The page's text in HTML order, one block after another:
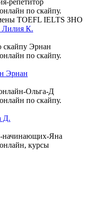
по скайпу.
TOEFL IELTS ЗНО
Лилия К.
по скайпу.
Эрнан
по скайпу.
Д.
, курсы